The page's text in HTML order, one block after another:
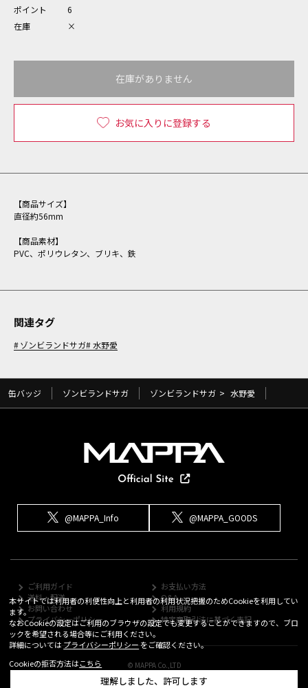
ポイント
6
在庫
×
お気に入りに登録する
在庫がありません
【商品サイズ】
直径約56mm
【商品素材】
PVC、ポリウレタン、ブリキ、鉄
関連タグ
ゾンビランドサガ 水野愛
缶バッジ ゾンビランドサガ ゾンビランドサガ > 水野愛
@MAPPA_Info @MAPPA_GOODS
ご利用ガイド
お支払い方法
送料・配送
Q&A
お問い合わせ
利用規約
プライバシーポリシー
特定商取引法に基づく表記
© MAPPA Co.,LTD
本サイトでは利用者の利便性向上と利用者の利用状況把握のためCookieを利用してい
ます。
なおCookieの設定はご利用のブラウザの設定でも変更することができますので、ブロ
ックを希望される場合等にご利用ください。
詳細についてはプライバシーポリシーをご確認ください。
Cookieの拒否方法はこちら
理解しました、許可します